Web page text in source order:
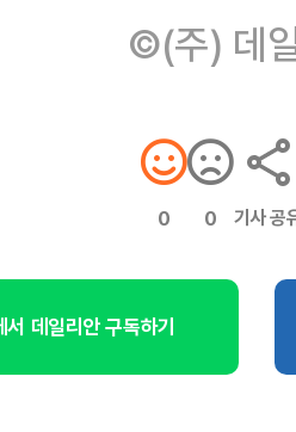
©(주) 데
0 0 기사 공
서 데일리안 구독하기